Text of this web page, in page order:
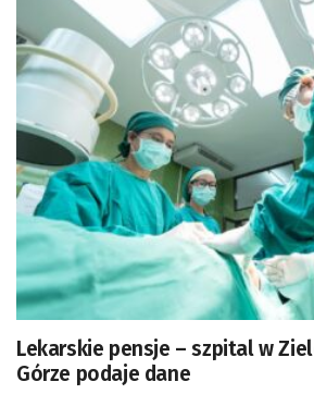
Lekarskie pensje – szpital w
Górze podaje dane